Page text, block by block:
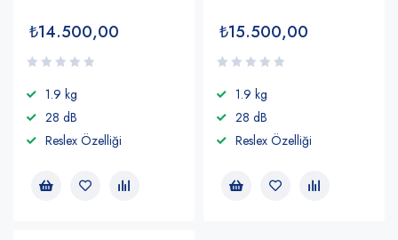
₺14.500,00
1.9 kg
28 dB
Reslex Özelliği
₺15.500,00
1.9 kg
28 dB
Reslex Özelliği